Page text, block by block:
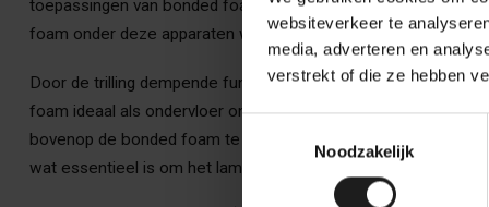
websiteverkeer te
media, adverteren en
verstrekt of die ze hebben
Noodzakelijk
toepassingen van bonded foam is als ondervloer onder
foam onder deze apparaten worden trillingen geabsorbeerd
Door de trilling dempende functie wordt bonded foam ook
foam ideaal als ondervloer onder laminaat. Echter, wanneer
bovenop de bonded foam te leggen, alvorens het laminaat te
wat essentieel is om het laminaat goed te laten liggen en een